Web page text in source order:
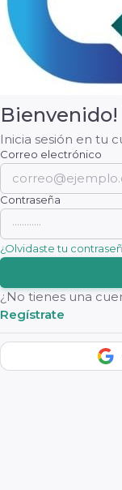
Bienvenido!
Inicia sesión en tu
Correo electrónico
Contraseña
¿Olvidaste tu
¿No tienes una
Regístrate